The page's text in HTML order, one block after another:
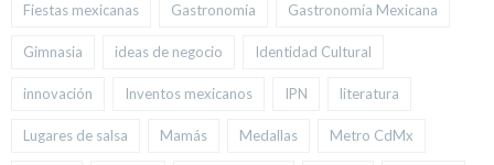
Fiestas mexicanas Gastronomía Gastronomía Mexicana
Gimnasia ideas de negocio Identidad Cultural
innovación Inventos mexicanos IPN literatura
Lugares de salsa Mamás Medallas Metro CdMx